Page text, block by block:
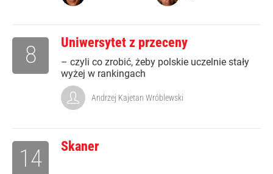
Uniwersytet z przeceny
– czyli co zrobić, żeby polskie uczelnie stały
wyżej w rankingach
8
Andrzej Kajetan Wróblewski
Skaner
14